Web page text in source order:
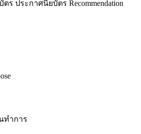
ประกาศนียบัตร Recommendation
ทำการ